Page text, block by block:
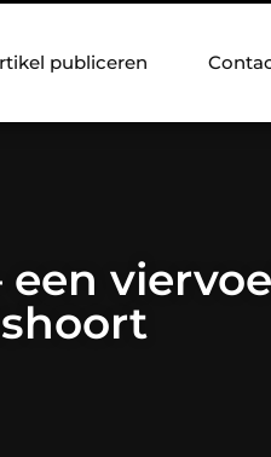
publiceren